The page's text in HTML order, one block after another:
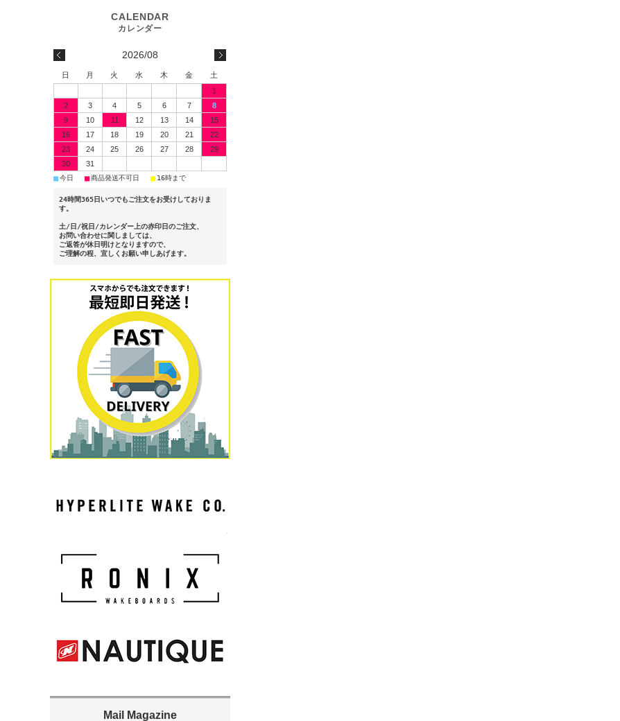
2026/08
日 月 火 水 木 金
土
1
2
3 4 5 6 7
8
9
10 11 12 13 14
15
16
17 18 19 20 21
22
23
24 25 26 27 28
29
30
31
■今日 ■商品発送不可日 ■ 16時まで
24時間365日いつでもご注文をお受けしておりま
す。
土/日/祝日/カレンダー上の赤印日のご注文、
お問い合わせに関しましては、
ご返答が休日明けとなりますので、
ご理解の程、宜しくお願い申しあげます。